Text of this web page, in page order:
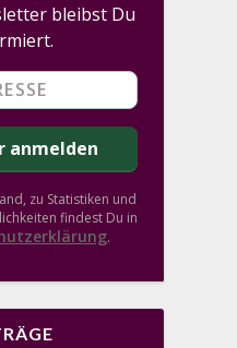
bleibst Du
zu Statistiken und
findest Du in
.